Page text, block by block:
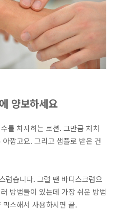
양보하세요
를 차지하는 로션. 그만큼 처치
깝고요. 그리고 샘플로 받은 건
럽습니다. 그럴 땐 바디스크럽으
방법들이 있는데 가장 쉬운 방법
믹스해서 사용하시면 끝.